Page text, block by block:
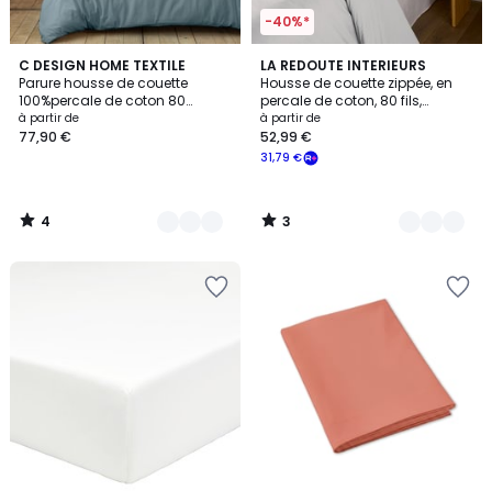
C DESIGN HOME TEXTILE
Parure housse de couette
100%percale de coton 80
fils/cm2-unie
à partir de
77,90 €
4
/
5
11
Couleurs
4
/
-40%*
LA REDOUTE INTERIEURS
Housse de couette zippée, en
percale de coton, 80 fils,
Scénario
à partir de
31,79 €
52,99 €
3
/
5
10
Couleurs
3
/